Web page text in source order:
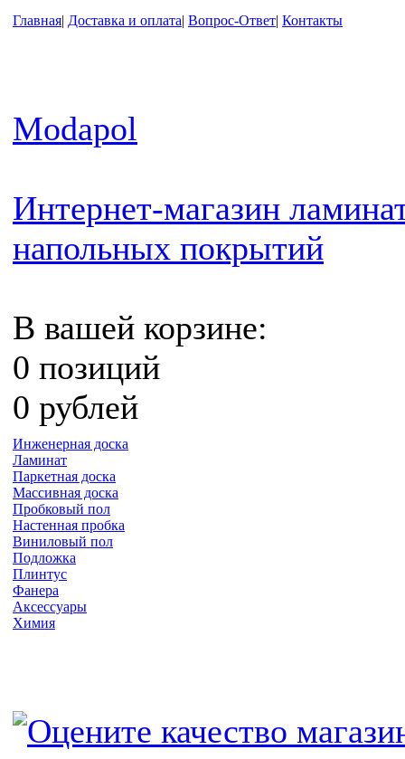
Главная| Доставка и оплата| Вопрос-Ответ| Контакты
Modapol
Интернет-магазин
напольных покрытий
В вашей корзине:
0 позиций
0 рублей
Инженерная доска
Ламинат
Паркетная доска
Массивная доска
Пробковый пол
Настенная пробка
Виниловый пол
Подложка
Плинтус
Фанера
Аксессуары
Химия